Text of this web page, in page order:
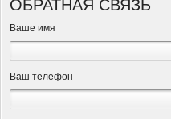
ОБРАТНАЯ СВЯЗЬ
Ваше имя
Ваш телефон